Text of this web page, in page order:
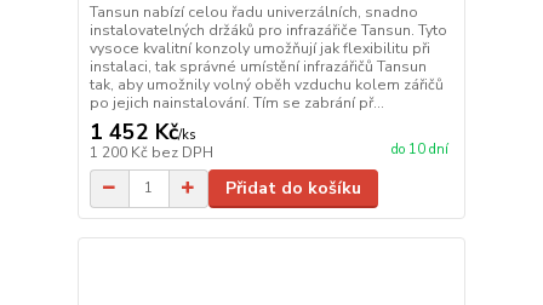
Tansun nabízí celou řadu univerzálních, snadno
instalovatelných držáků pro infrazářiče Tansun. Tyto
vysoce kvalitní konzoly umožňují jak flexibilitu při
instalaci, tak správné umístění infrazářičů Tansun
tak, aby umožnily volný oběh vzduchu kolem zářičů
po jejich nainstalování. Tím se zabrání př...
1 452 Kč/ks
1 200 Kč bez DPH do 10 dní
Přidat do košíku